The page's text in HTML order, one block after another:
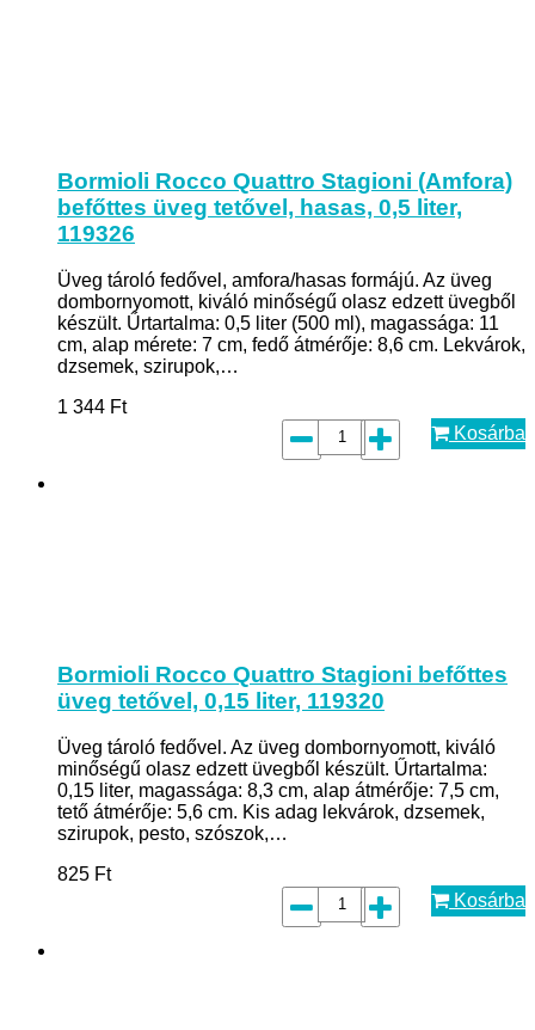
Bormioli Rocco Quattro Stagioni (Amfora)
befőttes üveg tetővel, hasas, 0,5 liter,
119326
Üveg tároló fedővel, amfora/hasas formájú. Az üveg
dombornyomott, kiváló minőségű olasz edzett üvegből
készült. Űrtartalma: 0,5 liter (500 ml), magassága: 11
cm, alap mérete: 7 cm, fedő átmérője: 8,6 cm. Lekvárok,
dzsemek, szirupok,…
1 344 Ft
Kosárba
Bormioli Rocco Quattro Stagioni befőttes
üveg tetővel, 0,15 liter, 119320
Üveg tároló fedővel. Az üveg dombornyomott, kiváló
minőségű olasz edzett üvegből készült. Űrtartalma:
0,15 liter, magassága: 8,3 cm, alap átmérője: 7,5 cm,
tető átmérője: 5,6 cm. Kis adag lekvárok, dzsemek,
szirupok, pesto, szószok,…
825 Ft
Kosárba